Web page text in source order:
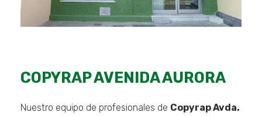
COPYRAP AVENIDA AURORA
Nuestro equipo de profesionales de Copyrap Avda.
Necesarias
cookies no
necesarias
para que
web.